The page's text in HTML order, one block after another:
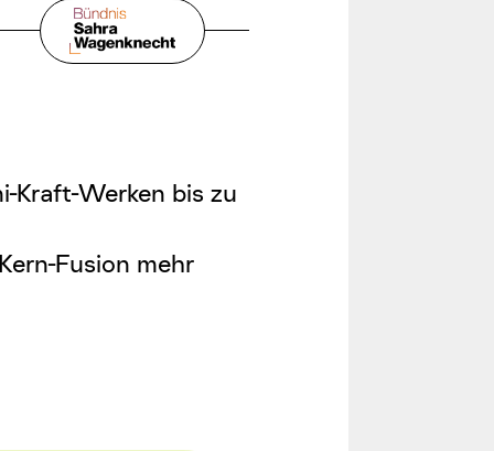
Kraft-Werken bis zu
Fusion mehr